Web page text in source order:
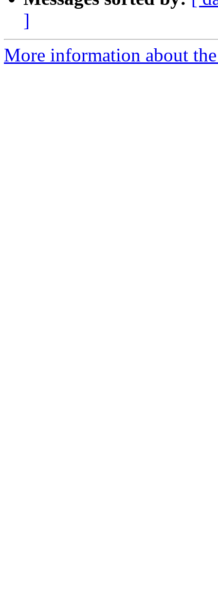
]
More information about